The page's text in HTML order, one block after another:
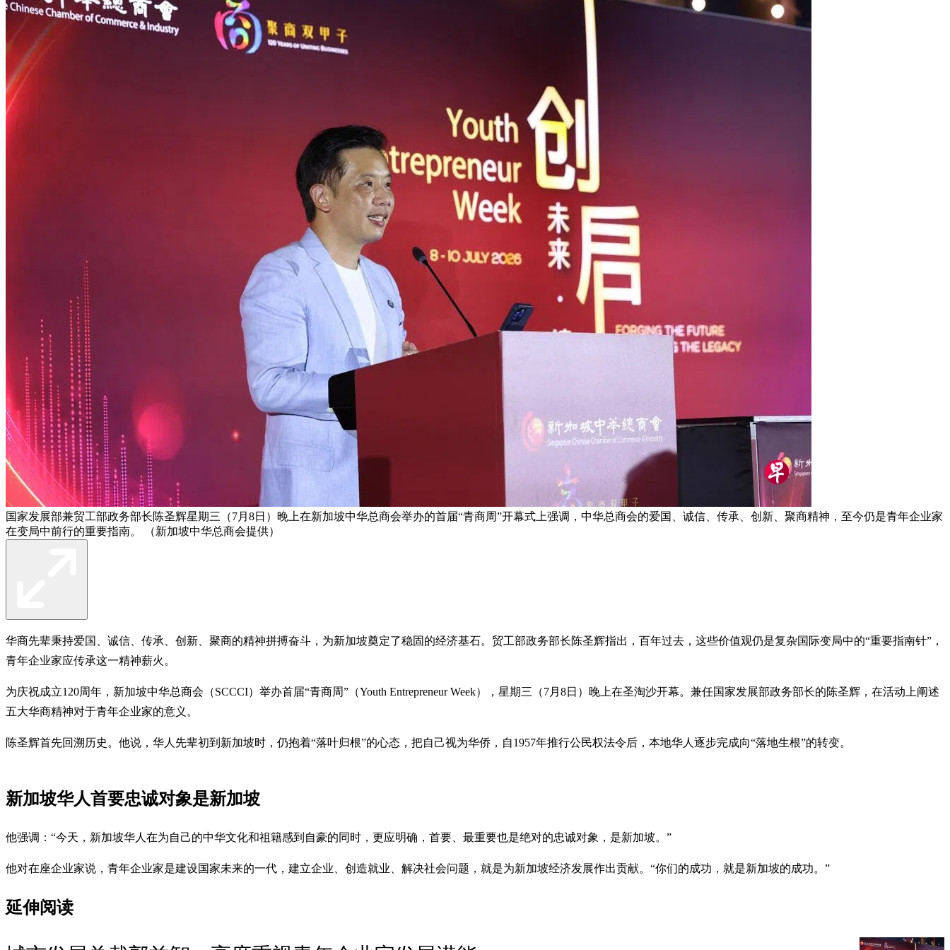
国家发展部兼贸工部政务部长陈圣辉星期三（7月8日）晚上在新加坡中华总商会举办的首届“青商周”开幕式上强调，中华总商会的爱国、诚信、传承、创新、聚商精神，至今仍是青年企业家
在变局中前行的重要指南。 （新加坡中华总商会提供）
华商先辈秉持爱国、诚信、传承、创新、聚商的精神拼搏奋斗，为新加坡奠定了稳固的经济基石。贸工部政务部长陈圣辉指出，百年过去，这些价值观仍是复杂国际变局中的“重要指南针”，
青年企业家应传承这一精神薪火。
为庆祝成立120周年，新加坡中华总商会（SCCCI）举办首届“青商周”（Youth Entrepreneur Week），星期三（7月8日）晚上在圣淘沙开幕。兼任国家发展部政务部长的陈圣辉，在活动上阐述
五大华商精神对于青年企业家的意义。
陈圣辉首先回溯历史。他说，华人先辈初到新加坡时，仍抱着“落叶归根”的心态，把自己视为华侨，自1957年推行公民权法令后，本地华人逐步完成向“落地生根”的转变。
新加坡华人首要忠诚对象是新加坡
他强调：“今天，新加坡华人在为自己的中华文化和祖籍感到自豪的同时，更应明确，首要、最重要也是绝对的忠诚对象，是新加坡。”
他对在座企业家说，青年企业家是建设国家未来的一代，建立企业、创造就业、解决社会问题，就是为新加坡经济发展作出贡献。“你们的成功，就是新加坡的成功。”
延伸阅读